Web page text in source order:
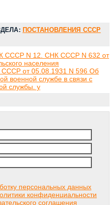
ПОСТАНОВЛЕНИЯ СССР
СССР N 12. СНК СССР N 632 от
населения
от 05.08.1931 N 596 Об
военной службе в связи с
службы. у
персональных данных
конфиденциальности
соглашения